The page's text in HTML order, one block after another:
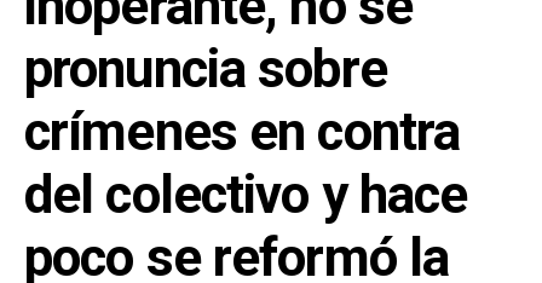
pronuncia sobre
crímenes en contra
del colectivo y hace
poco se reformó la